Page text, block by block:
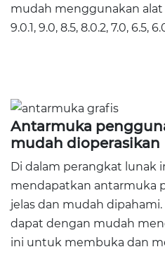
mudah menggunakan alat
9.0.1, 9.0, 8.5, 8.0.2, 7.0, 6.5,
Antarmuka
mudah dioperasikan
Di dalam perangkat lunak
mendapatkan antarmuka
jelas dan mudah
dapat dengan mudah
ini untuk membuka dan